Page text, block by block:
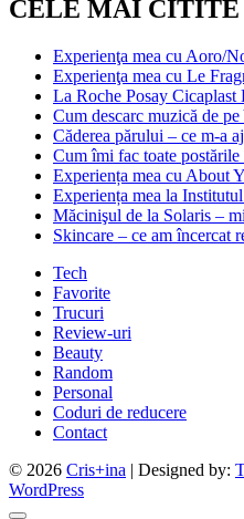
CELE MAI CITITE
Experienţa mea cu Aoro/
Experienţa mea cu Le
La Roche Posay Cicaplast
Cum descarc muzică de
Căderea părului – ce m-a
Cum îmi fac toate
Experiența mea cu About
Experiența mea la
Măcinişul de la Solaris –
Skincare – ce am încercat
Tech
Favorite
Trucuri
Review-uri
Beauty
Random
Personal
Coduri de reducere
Contact
© 2026 Cris+ina | Designed by:
WordPress